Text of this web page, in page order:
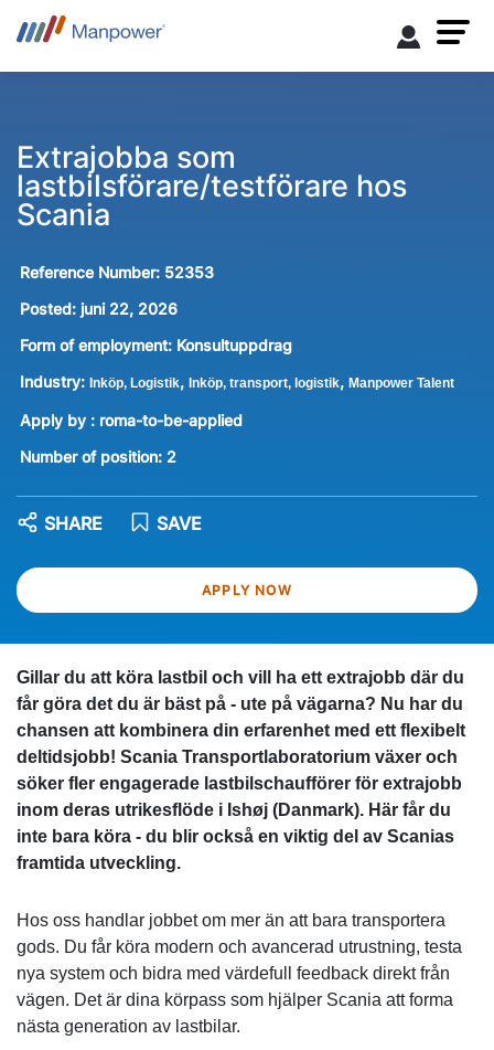
Extrajobba som
lastbilsförare/testförare hos
Scania
Reference Number: 52353
Posted: juni 22, 2026
Form of employment: Konsultuppdrag
Industry: Inköp, Logistik, Inköp, transport, logistik, Manpower Talent
Apply by : roma-to-be-applied
Number of position: 2
APPLY NOW
SAVE
SHARE
Gillar du att köra lastbil och vill ha ett extrajobb där du
får göra det du är bäst på - ute på vägarna? Nu har du
chansen att kombinera din erfarenhet med ett flexibelt
deltidsjobb! Scania Transportlaboratorium växer och
söker fler engagerade lastbilschaufförer för extrajobb
inom deras utrikesflöde i Ishøj (Danmark). Här får du
inte bara köra - du blir också en viktig del av Scanias
framtida utveckling.
Hos oss handlar jobbet om mer än att bara transportera
gods. Du får köra modern och avancerad utrustning, testa
nya system och bidra med värdefull feedback direkt från
vägen. Det är dina körpass som hjälper Scania att forma
nästa generation av lastbilar.